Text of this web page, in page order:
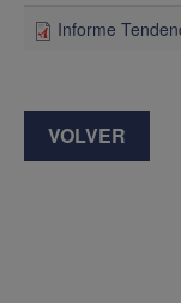
Informe
VOLVER